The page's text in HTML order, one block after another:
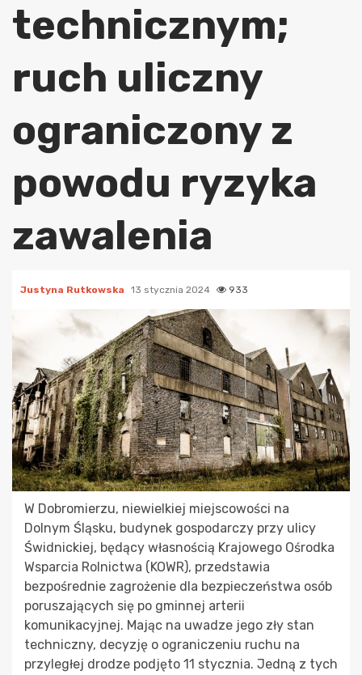
technicznym;
ruch uliczny
ograniczony z
powodu ryzyka
zawalenia
Justyna Rutkowska 13 stycznia 2024 933
W Dobromierzu, niewielkiej miejscowości na
Dolnym Śląsku, budynek gospodarczy przy ulicy
Świdnickiej, będący własnością Krajowego Ośrodka
Wsparcia Rolnictwa (KOWR), przedstawia
bezpośrednie zagrożenie dla bezpieczeństwa osób
poruszających się po gminnej arterii
komunikacyjnej. Mając na uwadze jego zły stan
techniczny, decyzję o ograniczeniu ruchu na
przyległej drodze podjęto 11 stycznia. Jedną z tych